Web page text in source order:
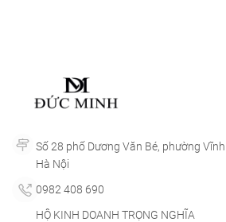
Số 28 phố Dương Văn Bé, phường
Hà Nội
0982 408 690
HỘ KINH DOANH TRỌNG NGHĨA